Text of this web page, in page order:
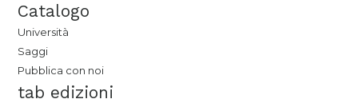
Catalogo
Università
Saggi
Pubblica con noi
tab edizioni